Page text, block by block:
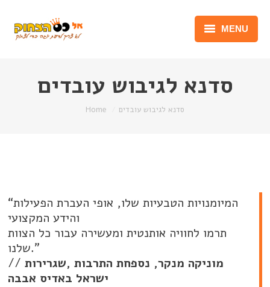
MENU
נונסנס וג’יבריש
הרצאות
גלריות
English
סדנא לגיבוש עובדים
Home סדנא לגיבוש עובדים
“המיומנויות הטבעיות שלו, אופי העברת הפעילות
והידע המקצועי
תרמו לחוויה אותנטית ומעשירה עבור כל הצוות
שלנו.”
// מוניקה מנקר, נספחת התרבות ,שגרירות
ישראל באדיס אבבה